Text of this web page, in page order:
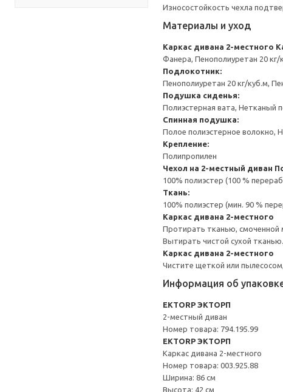
Износостойкость чехла
Материалы и уход
Каркас дивана 2-местного
Фанера, Пенополиуретан 20
Подлокотник:
Пенополиуретан 20 кг/куб.м,
Подушка сиденья:
Полиэстерная вата, Нетканый
Спинная подушка:
Полое полиэстерное волокно,
Крепление:
Полипропилен
Чехол на 2-местный диван
100% полиэстер (100 %
Ткань:
100% полиэстер (мин. 90 %
Каркас дивана 2-местного
Протирать тканью,
Вытирать чистой сухой тканью.
Каркас дивана 2-местного
Чистите щеткой или
Информация об
EKTORP ЭКТОРП
2-местный диван
Номер товара: 794.195.99
EKTORP ЭКТОРП
Каркас дивана 2-местного
Номер товара: 003.925.88
Ширина: 86 см
Высота: 42 см